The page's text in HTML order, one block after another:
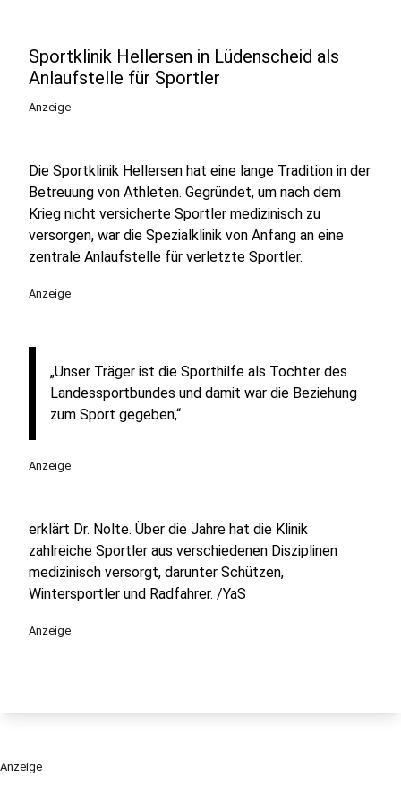
Sportklinik Hellersen in Lüdenscheid als
Anlaufstelle für Sportler
Anzeige
Die Sportklinik Hellersen hat eine lange Tradition in der
Betreuung von Athleten. Gegründet, um nach dem
Krieg nicht versicherte Sportler medizinisch zu
versorgen, war die Spezialklinik von Anfang an eine
zentrale Anlaufstelle für verletzte Sportler.
Anzeige
„Unser Träger ist die Sporthilfe als Tochter des
Landessportbundes und damit war die Beziehung
zum Sport gegeben,“
Anzeige
erklärt Dr. Nolte. Über die Jahre hat die Klinik
zahlreiche Sportler aus verschiedenen Disziplinen
medizinisch versorgt, darunter Schützen,
Wintersportler und Radfahrer. /YaS
Anzeige
Anzeige